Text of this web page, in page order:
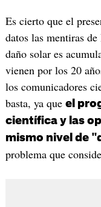
Es cierto que el
datos las mentiras
daño solar es
vienen por los 20
los comunicadores
basta, ya que el
científica y las
mismo nivel de
problema que